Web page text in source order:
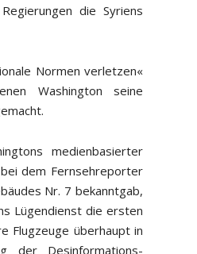
die Syriens
Normen verletzen«
Washington seine
medienbasierter
dem Fernsehreporter
Nr. 7 bekanntgab,
Lügendienst die ersten
Flugzeuge überhaupt in
der Desinformations-